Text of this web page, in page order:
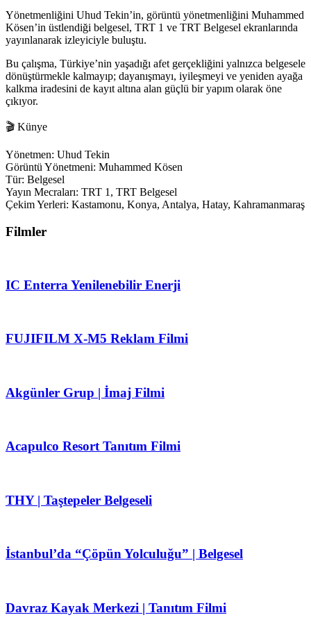
Yönetmenliğini Uhud Tekin’in, görüntü yönetmenliğini Muhammed
Kösen’in üstlendiği belgesel, TRT 1 ve TRT Belgesel ekranlarında
yayınlanarak izleyiciyle buluştu.
Bu çalışma, Türkiye’nin yaşadığı afet gerçekliğini yalnızca belgesele
dönüştürmekle kalmayıp; dayanışmayı, iyileşmeyi ve yeniden ayağa
kalkma iradesini de kayıt altına alan güçlü bir yapım olarak öne
çıkıyor.
🎬 Künye
Yönetmen: Uhud Tekin
Görüntü Yönetmeni: Muhammed Kösen
Tür: Belgesel
Yayın Mecraları: TRT 1, TRT Belgesel
Çekim Yerleri: Kastamonu, Konya, Antalya, Hatay, Kahramanmaraş
Filmler
IC Enterra Yenilenebilir Enerji
FUJIFILM X-M5 Reklam Filmi
Akgünler Grup | İmaj Filmi
Acapulco Resort Tanıtım Filmi
THY | Taştepeler Belgeseli
İstanbul’da “Çöpün Yolculuğu” | Belgesel
Davraz Kayak Merkezi | Tanıtım Filmi